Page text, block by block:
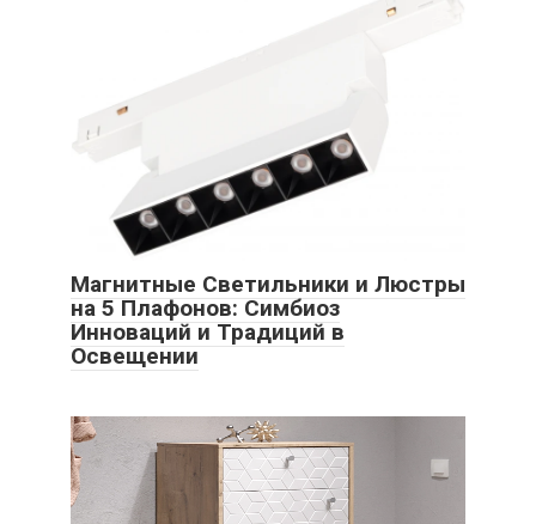
Магнитные Светильники и Люстры
на 5 Плафонов: Симбиоз
Инноваций и Традиций в
Освещении